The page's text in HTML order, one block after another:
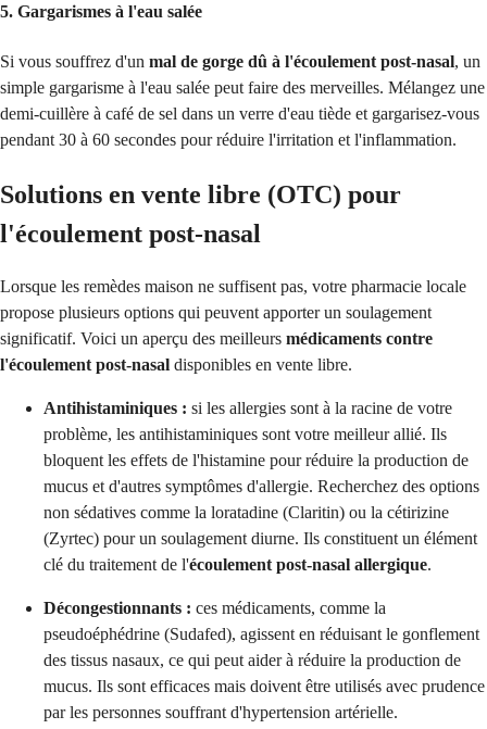
5. Gargarismes à l'eau salée
Si vous souffrez d'un mal de gorge dû à l'écoulement post-nasal, un
simple gargarisme à l'eau salée peut faire des merveilles. Mélangez une
demi-cuillère à café de sel dans un verre d'eau tiède et gargarisez-vous
pendant 30 à 60 secondes pour réduire l'irritation et l'inflammation.
Solutions en vente libre (OTC) pour
l'écoulement post-nasal
Lorsque les remèdes maison ne suffisent pas, votre pharmacie locale
propose plusieurs options qui peuvent apporter un soulagement
significatif. Voici un aperçu des meilleurs médicaments contre
l'écoulement post-nasal disponibles en vente libre.
Antihistaminiques : si les allergies sont à la racine de votre
problème, les antihistaminiques sont votre meilleur allié. Ils
bloquent les effets de l'histamine pour réduire la production de
mucus et d'autres symptômes d'allergie. Recherchez des options
non sédatives comme la loratadine (Claritin) ou la cétirizine
(Zyrtec) pour un soulagement diurne. Ils constituent un élément
clé du traitement de l'écoulement post-nasal allergique.
Décongestionnants : ces médicaments, comme la
pseudoéphédrine (Sudafed), agissent en réduisant le gonflement
des tissus nasaux, ce qui peut aider à réduire la production de
mucus. Ils sont efficaces mais doivent être utilisés avec prudence
par les personnes souffrant d'hypertension artérielle.